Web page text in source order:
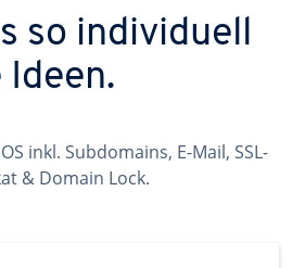
so individuell
Ideen.
inkl. Subdomains, E-Mail, SSL-
& Domain Lock.